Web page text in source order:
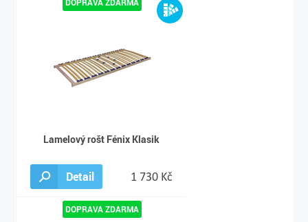
Lamelový rošt Fénix Klasik
Detail 1 730 Kč